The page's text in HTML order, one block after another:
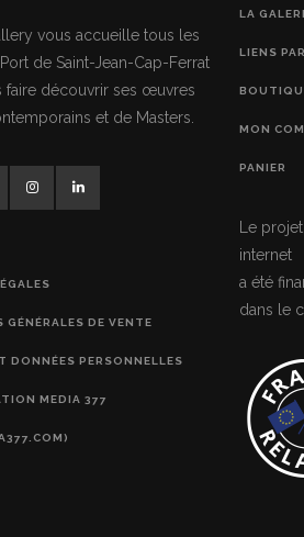
vous accueille tous les
de Saint-Jean-Cap-Ferrat
faire découvrir ses œuvres
et de Masters.
DE VENTE
DONNÉES PERSONNELLES
MEDIA 377
LA
LIENS
MON
PANIER
Le
internet
a été
dans le